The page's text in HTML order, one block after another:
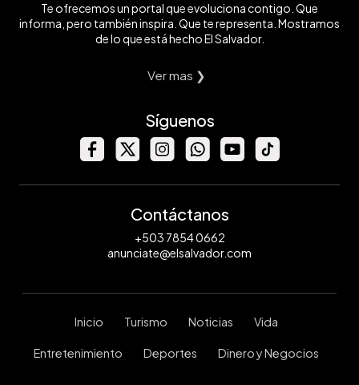
Te ofrecemos un portal que evoluciona contigo. Que
informa, pero también inspira. Que te representa. Mostramos
de lo que está hecho El Salvador.
Ver mas ❯
Síguenos
Contáctanos
+503 7854 0662
anunciate@elsalvador.com
Inicio Turismo Noticias Vida
Entretenimiento Deportes Dinero y Negocios